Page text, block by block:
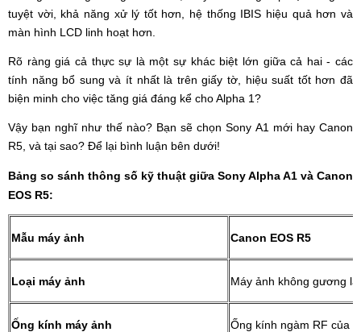
tuyệt vời, khả năng xử lý tốt hơn, hệ thống IBIS hiệu quả hơn và
màn hình LCD linh hoạt hơn.
Rõ ràng giá cả thực sự là một sự khác biệt lớn giữa cả hai - các
tính năng bổ sung và ít nhất là trên giấy tờ, hiệu suất tốt hơn đã
biện minh cho việc tăng giá đáng kể cho Alpha 1?
Vậy bạn nghĩ như thế nào? Bạn sẽ chọn Sony A1 mới hay Canon
R5, và tại sao? Để lại bình luận bên dưới!
Bảng so sánh thông số kỹ thuật giữa Sony Alpha A1 và Canon
EOS R5:
Mẫu máy ảnh Canon EOS R5
Loại máy ảnh Máy ảnh không gương lật
Ống kính máy ảnh Ống kính ngàm RF của